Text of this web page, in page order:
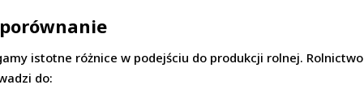
istotne różnice w podejściu do produkcji rolnej. Rolnictwo
do: